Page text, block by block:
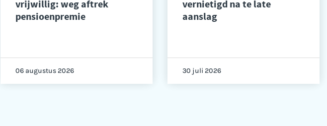
vrijwillig: weg aftrek
pensioenpremie
06 augustus 2026
vernietigd na te late
aanslag
30 juli 2026